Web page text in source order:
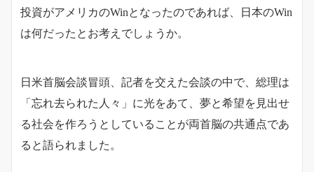
投資がアメリカのWinとなったのであれば、日本のWin
は何だったとお考えでしょうか。
日米首脳会談冒頭、記者を交えた会談の中で、総理は
「忘れ去られた人々」に光をあて、夢と希望を見出せ
る社会を作ろうとしていることが両首脳の共通点であ
ると語られました。